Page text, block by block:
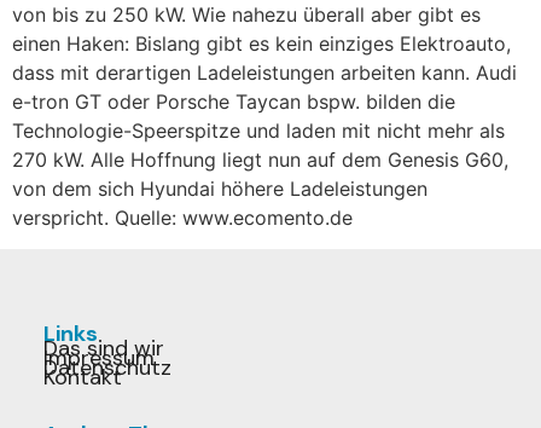
von bis zu 250 kW. Wie nahezu überall aber gibt es
einen Haken: Bislang gibt es kein einziges Elektroauto,
dass mit derartigen Ladeleistungen arbeiten kann. Audi
e-tron GT oder Porsche Taycan bspw. bilden die
Technologie-Speerspitze und laden mit nicht mehr als
270 kW. Alle Hoffnung liegt nun auf dem Genesis G60,
von dem sich Hyundai höhere Ladeleistungen
verspricht. Quelle: www.ecomento.de
Links
Das sind wir
Impressum
Datenschutz
Kontakt